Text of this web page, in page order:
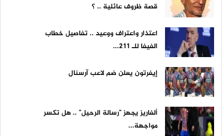
قصة ظروف عائلية .. ؟
اعتذار واعتراف ووعيد .. تفاصيل خطاب
الفيفا للـ 211...
إيفرتون يعلن ضم لاعب آرسنال
ألفاريز يجهز "رسالة الرحيل" .. هل تكسر
مواجهة...